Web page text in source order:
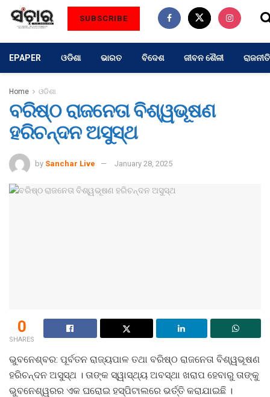
SUBSCRIBE
EPAPER ଓଡିଶା ଭାରତ ବିଦେଶ ଜୀବନ ଶୈଳୀ ରାଜନୀତି
Home ଓଡିଶା
ବରିଷ୍ଠ ରାଜନେତା ବିଶ୍ୱଭୂଷଣ
ହରିଚନ୍ଦନ ଅସୁସ୍ଥ
by Sanchar Live January 28, 2025
0
SHARES
ଭୁବନେଶ୍ବର: ପୂର୍ବତନ ରାଜ୍ୟପାଳ ତଥା ବରିଷ୍ଠ ରାଜନେତା ବିଶ୍ୱଭୂଷଣ
ହରିଚନ୍ଦନ ଅସୁସ୍ଥ । ତାଙ୍କ ସ୍ୱାସ୍ଥ୍ୟ ଅବସ୍ଥା ଖରାପ ହେବାରୁ ତାଙ୍କୁ
ଭୁବନେଶ୍ୱରର ଏକ ଘରୋଇ ହସ୍ପିଟାଲରେ ଭର୍ତ୍ତି କରାଯାଇଛି ।